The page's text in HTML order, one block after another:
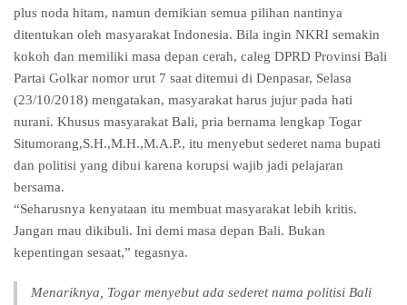
plus noda hitam, namun demikian semua pilihan nantinya
ditentukan oleh masyarakat Indonesia. Bila ingin NKRI semakin
kokoh dan memiliki masa depan cerah, caleg DPRD Provinsi Bali
Partai Golkar nomor urut 7 saat ditemui di Denpasar, Selasa
(23/10/2018) mengatakan, masyarakat harus jujur pada hati
nurani. Khusus masyarakat Bali, pria bernama lengkap Togar
Situmorang,S.H.,M.H.,M.A.P., itu menyebut sederet nama bupati
dan politisi yang dibui karena korupsi wajib jadi pelajaran
bersama.
“Seharusnya kenyataan itu membuat masyarakat lebih kritis.
Jangan mau dikibuli. Ini demi masa depan Bali. Bukan
kepentingan sesaat,” tegasnya.
Menariknya, Togar menyebut ada sederet nama politisi Bali